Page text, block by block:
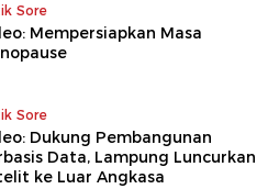
Sore
Mempersiapkan Masa
Sore
Dukung Pembangunan
Data, Lampung Luncurkan
ke Luar Angkasa